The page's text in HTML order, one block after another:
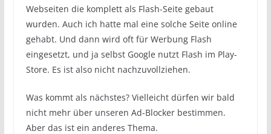
Webseiten die komplett als Flash-Seite gebaut
wurden. Auch ich hatte mal eine solche Seite online
gehabt. Und dann wird oft für Werbung Flash
eingesetzt, und ja selbst Google nutzt Flash im Play-
Store. Es ist also nicht nachzuvollziehen.
Was kommt als nächstes? Vielleicht dürfen wir bald
nicht mehr über unseren Ad-Blocker bestimmen.
Aber das ist ein anderes Thema.